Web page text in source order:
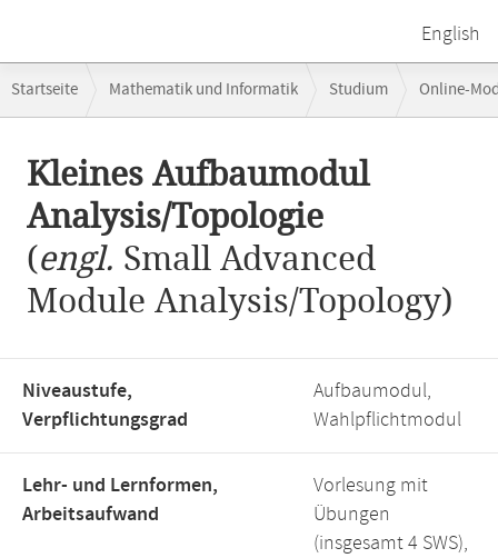
English
Navigation
Startseite Mathematik und Informatik Studium Online-
Kleines Aufbaumodul
Analysis/Topologie
(engl. Small Advanced
Module Analysis/Topology)
Niveaustufe,
Verpflichtungsgrad
Aufbaumodul,
Wahlpflichtmodul
Lehr- und Lernformen,
Arbeitsaufwand
Vorlesung mit
Übungen
(insgesamt 4 SWS),